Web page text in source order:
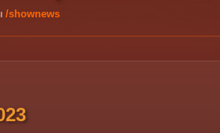
/shownews